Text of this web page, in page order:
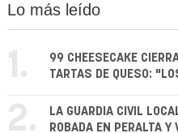
Lo más leído
1.
99 CHEESECAKE
TARTAS DE QUESO:
2.
LA GUARDIA CIVIL
ROBADA EN PERALTA